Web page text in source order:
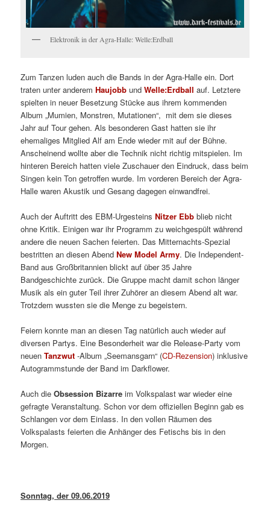
Elektronik in der Agra-Halle: Welle:Erdball
Zum Tanzen luden auch die Bands in der Agra-Halle ein. Dort
traten unter anderemHaujobb undWelle:Erdball auf. Letztere
spielten in neuer Besetzung Stücke aus ihrem kommenden
Album „Mumien, Monstren, Mutationen“, mit dem sie dieses
Jahr auf Tour gehen. Als besonderen Gast hatten sie ihr
ehemaliges Mitglied Alf am Ende wieder mit auf der Bühne.
Anscheinend wollte aber die Technik nicht richtig mitspielen. Im
hinteren Bereich hatten viele Zuschauer den Eindruck, dass beim
Singen kein Ton getroffen wurde. Im vorderen Bereich der Agra-
Halle waren Akustik und Gesang dagegen einwandfrei.
Auch der Auftritt des EBM-UrgesteinsNitzer Ebb blieb nicht
ohne Kritik. Einigen war ihr Programm zu weichgespült während
andere die neuen Sachen feierten. Das Mitternachts-Spezial
bestritten an diesen AbendNew Model Army. Die Independent-
Band aus Großbritannien blickt auf über 35 Jahre
Bandgeschichte zurück. Die Gruppe macht damit schon länger
Musik als ein guter Teil ihrer Zuhörer an diesem Abend alt war.
Trotzdem wussten sie die Menge zu begeistern.
Feiern konnte man an diesen Tag natürlich auch wieder auf
diversen Partys. Eine Besonderheit war die Release-Party vom
neuenTanzwut -Album „Seemansgarn“ (CD-Rezension) inklusive
Autogrammstunde der Band im Darkflower.
Auch die Obsession Bizarre im Volkspalast war wieder eine
gefragte Veranstaltung. Schon vor dem offiziellen Beginn gab es
Schlangen vor dem Einlass. In den vollen Räumen des
Volkspalasts feierten die Anhänger des Fetischs bis in den
Morgen.
Sonntag, der 09.06.2019